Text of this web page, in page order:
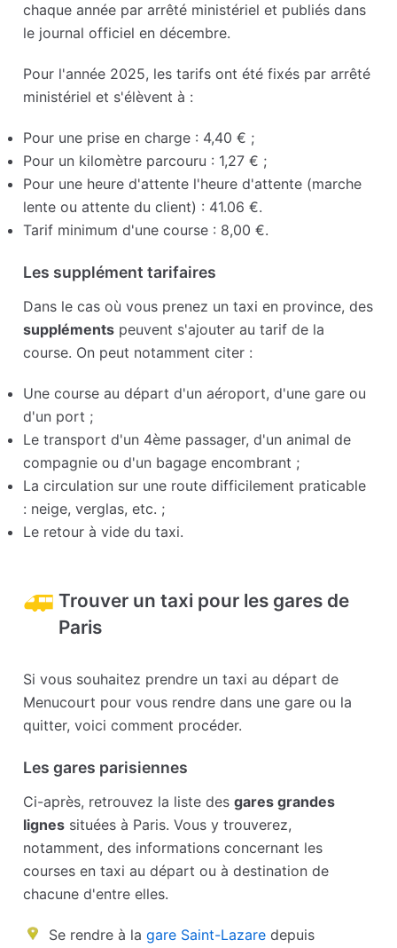
chaque année par arrêté ministériel et publiés dans
le journal officiel en décembre.
Pour l'année 2025, les tarifs ont été fixés par arrêté
ministériel et s'élèvent à :
Pour une prise en charge : 4,40 € ;
Pour un kilomètre parcouru : 1,27 € ;
Pour une heure d'attente l'heure d'attente (marche
lente ou attente du client) : 41.06 €.
Tarif minimum d'une course : 8,00 €.
Les supplément tarifaires
Dans le cas où vous prenez un taxi en province, des
suppléments peuvent s'ajouter au tarif de la
course. On peut notamment citer :
Une course au départ d'un aéroport, d'une gare ou
d'un port ;
Le transport d'un 4ème passager, d'un animal de
compagnie ou d'un bagage encombrant ;
La circulation sur une route difficilement praticable
: neige, verglas, etc. ;
Le retour à vide du taxi.
Trouver un taxi pour les gares de
Paris
Si vous souhaitez prendre un taxi au départ de
Menucourt pour vous rendre dans une gare ou la
quitter, voici comment procéder.
Les gares parisiennes
Ci-après, retrouvez la liste desgares grandes
lignes situées à Paris. Vous y trouverez,
notamment, des informations concernant les
courses en taxi au départ ou à destination de
chacune d'entre elles.
Se rendre à la gare Saint-Lazare depuis